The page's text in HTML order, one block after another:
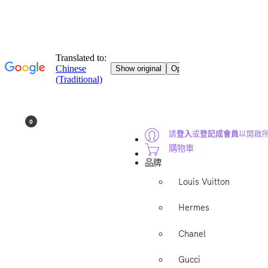
請登入或登記成會員以開啟
0
購物車
品牌
Louis Vuitton
Hermes
Chanel
Gucci